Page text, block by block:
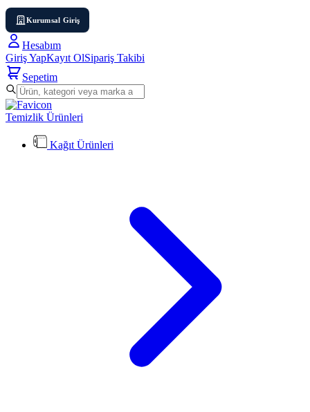
Kurumsal Giriş
Hesabım
Giriş YapKayıt OlSipariş Takibi
Sepetim
Temizlik Ürünleri
Kağıt Ürünleri